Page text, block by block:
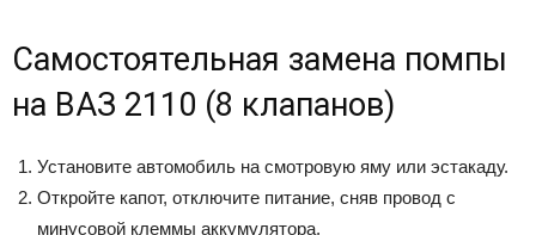
Самостоятельная замена помпы
на ВАЗ 2110 (8 клапанов)
Установите автомобиль на смотровую яму или эстакаду.
Откройте капот, отключите питание, сняв провод с
минусовой клеммы аккумулятора.